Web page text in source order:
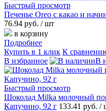
Быстрый просмотр
Печенье Oreo с какао и
76.94 руб. / шт
в корзину
Подробнее
Купить в 1 клик К
В избранное
В
Быстрый просмотр
Шоколад Milka молочный
Капучино, 92 г 133.41 руб. /